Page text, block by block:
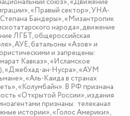
«Правый сектор», УНА-
Бандеры», «Мизантропик
народа», движение
ЛГБТ, общероссийская
АУЕ, батальоны «Азов» и
и запрещены:
Кавказ», «Исламское
«Джебхад-ан-Нусра», «АУМ
«Аль-Каида в странах
«Колумбайн». В РФ признана
«Открытой России», издания
признаны: телеканал
истории», «Голос Америки»,